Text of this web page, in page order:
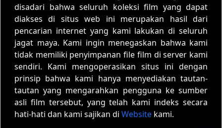
disadari bahwa seluruh koleksi film yang dapat
diakses di situs web ini merupakan hasil dari
pencarian internet yang kami lakukan di seluruh
jagat maya. Kami ingin menegaskan bahwa kami
tidak memiliki penyimpanan file film di server kami
sendiri. Kami mengoperasikan situs ini dengan
prinsip bahwa kami hanya menyediakan tautan-
tautan yang mengarahkan pengguna ke sumber
asli film tersebut, yang telah kami indeks secara
hati-hati dan kami sajikan di Website kami.